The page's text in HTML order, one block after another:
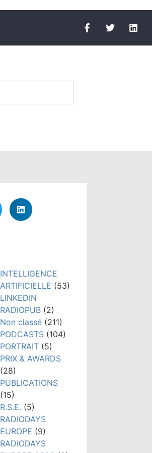
INTELLIGENCE
ARTIFICIELLE (53)
LINKEDIN
RADIOPUB(2)
Non classé(211)
PODCASTS(104)
PORTRAIT(5)
PRIX & AWARDS
(28)
PUBLICATIONS
(15)
R.S.E. (5)
RADIODAYS
EUROPE (9)
RADIODAYS